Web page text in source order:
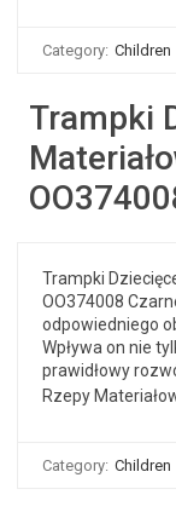
Category: Children
Trampki
Trampki
OO374008
odpowiedniego
Wpływa on nie
prawidłowy
Rzepy
Category: Children